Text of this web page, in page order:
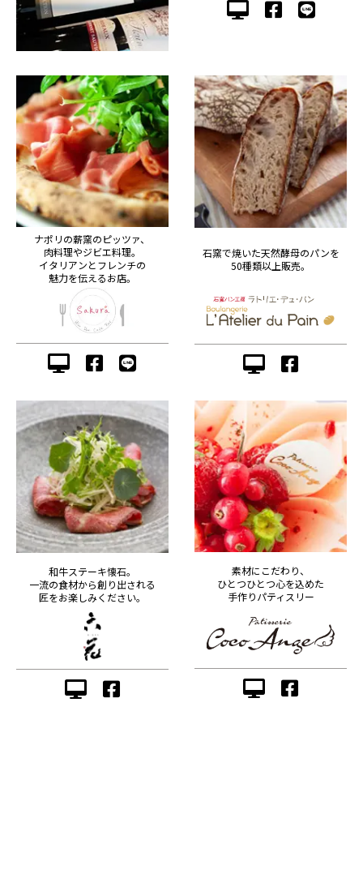
ナポリの薪窯のピッツァ、
肉料理やジビエ料理。
イタリアンとフレンチの
魅力を伝えるお店。
石窯で焼いた天然酵母のパンを
50種類以上販売。
和牛ステーキ懐石。
一流の食材から創り出される
匠をお楽しみください。
素材にこだわり、
ひとつひとつ心を込めた
手作りパティスリー